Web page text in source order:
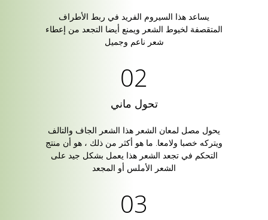
يساعد هذا السيروم الفريد في ربط الأطراف
المتقصفة لخيوط الشعر ويمنع أيضا التجعد من إعطاء
شعر ناعم وجميل
تحول ماني
يحول مصل لمعان الشعر هذا الشعر الجاف والتالف
ويتركه خصبا ولامعا. ما هو أكثر من ذلك ، هو أن منتج
التحكم في تجعد الشعر هذا يعمل بشكل جيد على
الشعر الأملس أو المجعد